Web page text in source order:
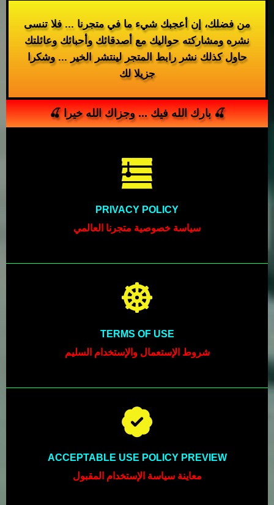
من فضلك، إن أعجبك شيء ما في متجرنا ... فلا تنسى
نشره ومشاركته حواليك مع أصدقائك وأحبائك وعائلتك
حاول كذلك نشر رابط المتجر لينتشر الخير ... وشكرا
جزيلا لك
🍒 بارك الله فيك ... وجزاك الله خيرا 🍒
PRIVACY POLICY
سياسة خصوصية متجرنا العالمي
TERMS OF USE
شروط الإستعمال والإستخدام السليم
ACCEPTABLE USE POLICY PREVIEW
معاينة سياسة الإستخدام المقبول